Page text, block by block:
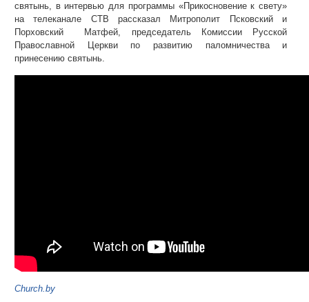
святынь, в интервью для программы «Прикосновение к свету»
на телеканале СТВ рассказал Митрополит Псковский и
Порховский Матфей, председатель Комиссии Русской
Православной Церкви по развитию паломничества и
принесению святынь.
Church.by